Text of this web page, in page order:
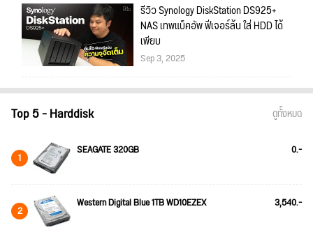
รีวิว Synology DiskStation DS925+
NAS เทพแบ็คอัพ ฟีเจอร์ล้น ใส่ HDD ได้
เพียบ
Sep 3, 2025
Top 5 - Harddisk ดูทั้งหมด
1 SEAGATE 320GB 0.-
2 Western Digital Blue 1TB WD10EZEX 3,540.-